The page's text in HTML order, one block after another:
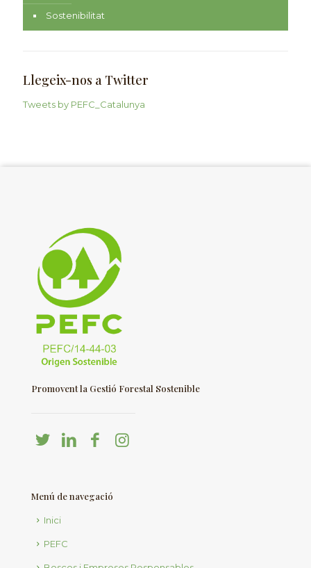
Sostenibilitat
Llegeix-nos a Twitter
Tweets by PEFC_Catalunya
Promovent la Gestió Forestal Sostenible
Menú de navegació
Inici
PEFC